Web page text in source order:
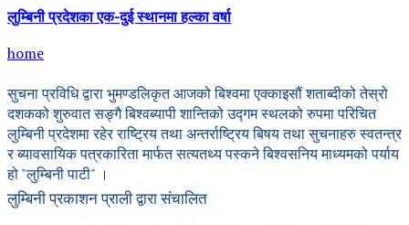
लुम्बिनी प्रदेशका एक-दुई स्थानमा हल्का वर्षा
home
सुचना प्रविधि द्वारा भुमण्डलिकृत आजको बिश्वमा एक्काइसौं शताब्दीको तेस्रो
दशकको शुरुवात सङ्गै बिश्वब्यापी शान्तिको उद्गम स्थलको रुपमा परिचित
लुम्बिनी प्रदेशमा रहेर राष्ट्रिय तथा अन्तर्राष्ट्रिय बिषय तथा सुचनाहरु स्वतन्त्र
र ब्यावसायिक पत्रकारिता मार्फत सत्यतथ्य पस्कने बिश्वसनिय माध्यमको पर्याय
हो "लुम्बिनी पाटी" ।
लुम्बिनी प्रकाशन प्राली द्वारा संचालित